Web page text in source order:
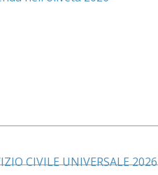
CIVILE UNIVERSALE 2026